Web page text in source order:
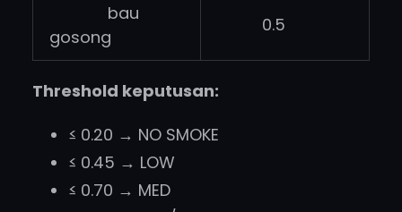
bau
gosong
0.5
Threshold keputusan:
≤ 0.20 → NO SMOKE
≤ 0.45 → LOW
≤ 0.70 → MED